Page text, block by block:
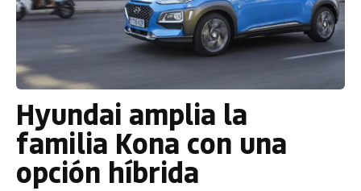
Hyundai amplia la
familia Kona con una
opción híbrida